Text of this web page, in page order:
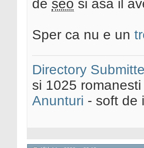
de seo si asa il
Sper ca nu e un
Directory
si 1025 romanesti
Anunturi - soft de